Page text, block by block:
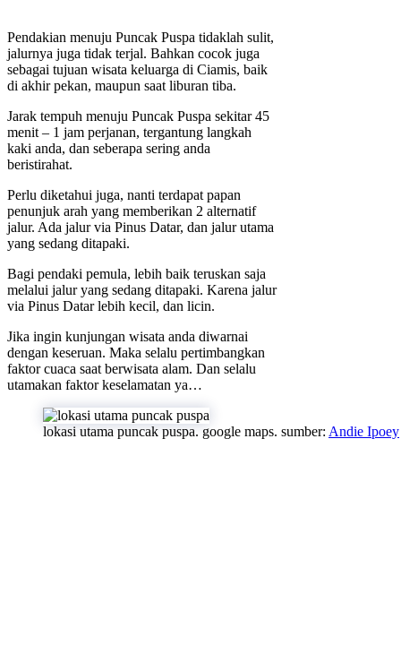
Pendakian menuju Puncak Puspa tidaklah sulit,
jalurnya juga tidak terjal. Bahkan cocok juga
sebagai tujuan wisata keluarga di Ciamis, baik
di akhir pekan, maupun saat liburan tiba.
Jarak tempuh menuju Puncak Puspa sekitar 45
menit – 1 jam perjanan, tergantung langkah
kaki anda, dan seberapa sering anda
beristirahat.
Perlu diketahui juga, nanti terdapat papan
penunjuk arah yang memberikan 2 alternatif
jalur. Ada jalur via Pinus Datar, dan jalur utama
yang sedang ditapaki.
Bagi pendaki pemula, lebih baik teruskan saja
melalui jalur yang sedang ditapaki. Karena jalur
via Pinus Datar lebih kecil, dan licin.
Jika ingin kunjungan wisata anda diwarnai
dengan keseruan. Maka selalu pertimbangkan
faktor cuaca saat berwisata alam. Dan selalu
utamakan faktor keselamatan ya…
lokasi utama puncak puspa. google maps. sumber: Andie Ipoey